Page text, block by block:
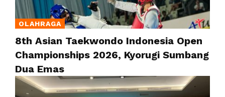
OLAHRAGA
8th Asian Taekwondo Indonesia Open
Championships 2026, Kyorugi Sumbang
Dua Emas